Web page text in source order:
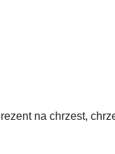
na chrzest,